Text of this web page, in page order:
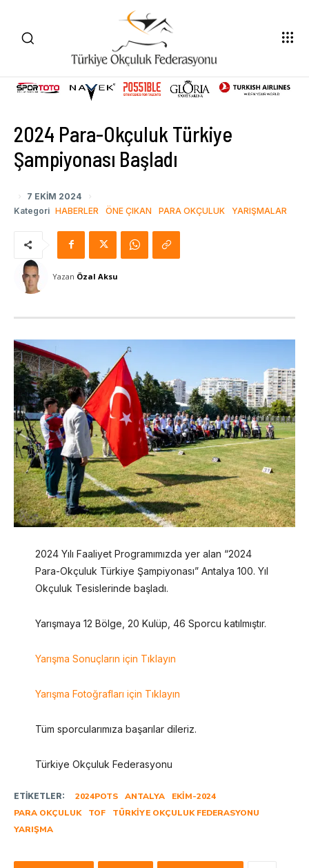
2024 Para-Okçuluk Türkiye
Şampiyonası Başladı
7 EKIM 2024
Kategori HABERLER ÖNE ÇIKAN PARA OKÇULUK YARIŞMALAR
Yazan Özal Aksu
2024 Yılı Faaliyet Programımızda yer alan “2024
Para-Okçuluk Türkiye Şampiyonası” Antalya 100. Yıl
Okçuluk Tesislerinde başladı.
Yarışmaya 12 Bölge, 20 Kulüp, 46 Sporcu katılmıştır.
Yarışma Sonuçların için Tıklayın
Yarışma Fotoğrafları için Tıklayın
Tüm sporcularımıza başarılar dileriz.
Türkiye Okçuluk Federasyonu
ETIKETLER: 2024POTS ANTALYA
EKIM-2024
PARA OKÇULUK
TOF
TÜRKIYE OKÇULUK FEDERASYONU
YARIŞMA